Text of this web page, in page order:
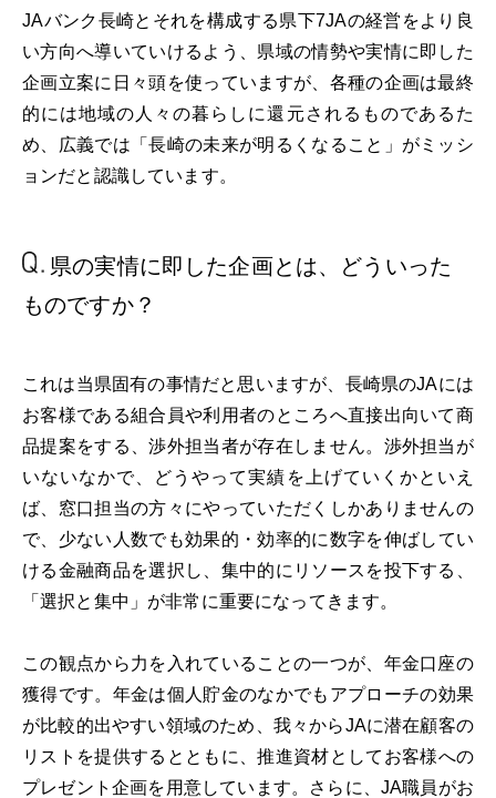
JAバンク長崎とそれを構成する県下7JAの経営をより良
い方向へ導いていけるよう、県域の情勢や実情に即した
企画立案に日々頭を使っていますが、各種の企画は最終
的には地域の人々の暮らしに還元されるものであるた
め、広義では「長崎の未来が明るくなること」がミッシ
ョンだと認識しています。
県の実情に即した企画とは、
どういった
ものですか？
これは当県固有の事情だと思いますが、長崎県のJAには
お客様である組合員や利用者のところへ直接出向いて商
品提案をする、渉外担当者が存在しません。渉外担当が
いないなかで、どうやって実績を上げていくかといえ
ば、窓口担当の方々にやっていただくしかありませんの
で、少ない人数でも効果的・効率的に数字を伸ばしてい
ける金融商品を選択し、集中的にリソースを投下する、
「選択と集中」が非常に重要になってきます。
この観点から力を入れていることの一つが、年金口座の
獲得です。年金は個人貯金のなかでもアプローチの効果
が比較的出やすい領域のため、我々からJAに潜在顧客の
リストを提供するとともに、推進資材としてお客様への
プレゼント企画を用意しています。さらに、JA職員がお